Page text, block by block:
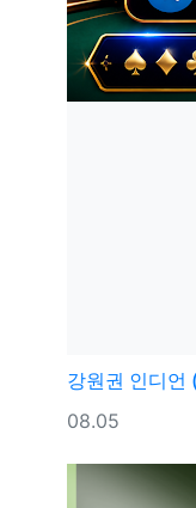
강원권 인디언
등록일
08.05